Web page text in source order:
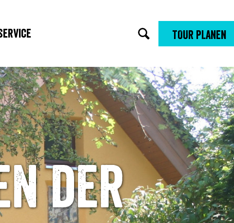
TOUR PLANEN
der